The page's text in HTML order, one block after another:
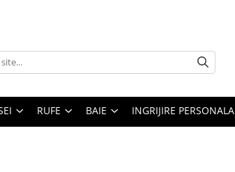
RUFE BAIE INGRIJIRE PERSONALA